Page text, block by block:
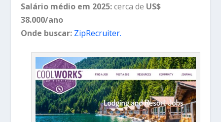
Salário médio em 2025:cerca de US$
38.000/ano
Onde buscar: ZipRecruiter.